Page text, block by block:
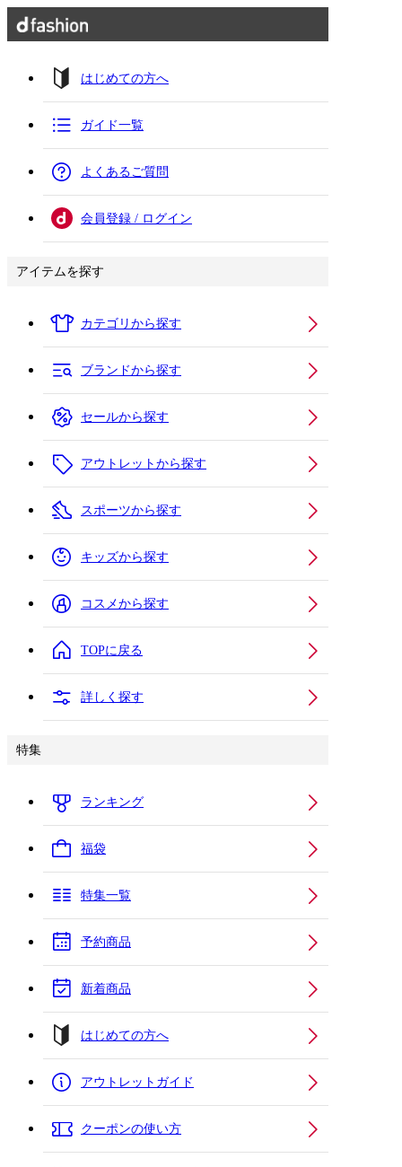
はじめての方へ
ガイド一覧
よくあるご質問
会員登録 / ログイン
アイテムを探す
カテゴリから探す
ブランドから探す
セールから探す
アウトレットから探す
スポーツから探す
キッズから探す
コスメから探す
TOPに戻る
詳しく探す
特集
ランキング
福袋
特集一覧
予約商品
新着商品
はじめての方へ
アウトレットガイド
クーポンの使い方